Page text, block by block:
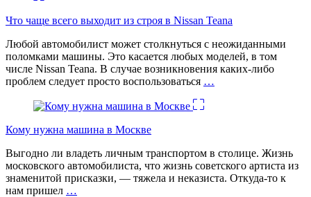
Что чаще всего выходит из строя в Nissan Teana
Любой автомобилист может столкнуться с неожиданными
поломками машины. Это касается любых моделей, в том
числе Nissan Teana. В случае возникновения каких-либо
проблем следует просто воспользоваться …
Кому нужна машина в Москве
Выгодно ли владеть личным транспортом в столице. Жизнь
московского автомобилиста, что жизнь советского артиста из
знаменитой присказки, — тяжела и неказиста. Откуда-то к
нам пришел …